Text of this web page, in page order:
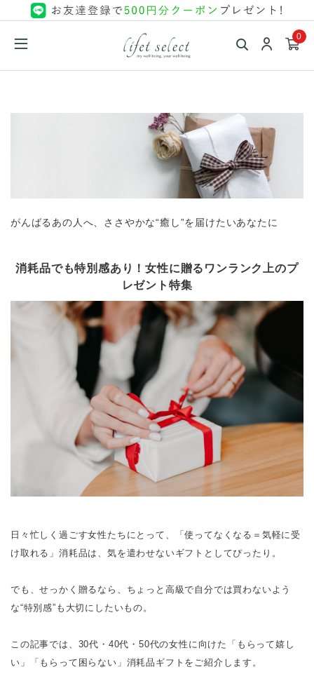
0
がんばるあの人へ、ささやかな“癒し”を届けたいあなたに
消耗品でも特別感あり！女性に贈るワンランク上のプ
レゼント特集
日々忙しく過ごす女性たちにとって、「使ってなくなる＝気軽に受
け取れる」消耗品は、気を遣わせないギフトとしてぴったり。
でも、せっかく贈るなら、ちょっと高級で自分では買わないよう
な“特別感”も大切にしたいもの。
この記事では、30代・40代・50代の女性に向けた「もらって嬉し
い」「もらって困らない」消耗品ギフトをご紹介します。